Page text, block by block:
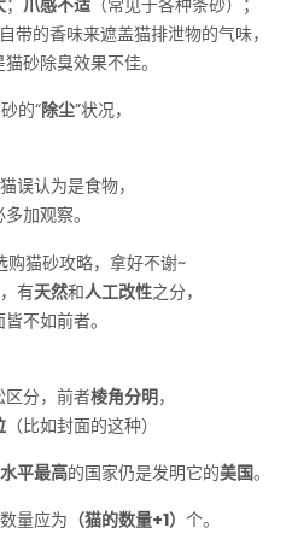
带的香味来遮盖猫排泄物的气味，
砂除臭效果不佳。
的“除尘”状况，
误认为是食物，
加观察。
有天然和人工改性之分，
不如前者。
区分，前者棱角分明，
（比如封面的这种）
水平最高的国家仍是发明它的美国。
量应为 （猫的数量+1） 个。